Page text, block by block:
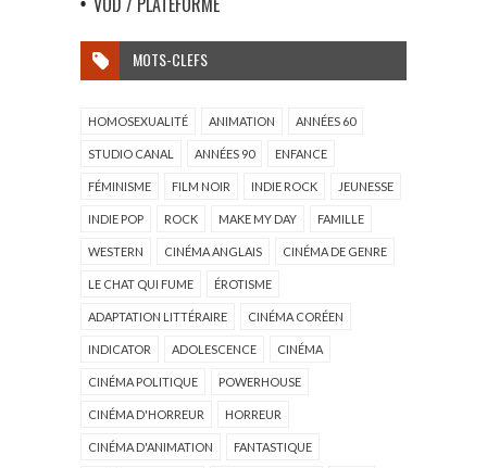
MOTS-CLEFS
HOMOSEXUALITÉ ANIMATION ANNÉES 60
STUDIO CANAL ANNÉES 90 ENFANCE
FÉMINISME FILM NOIR INDIE ROCK JEUNESSE
INDIE POP ROCK MAKE MY DAY FAMILLE
WESTERN CINÉMA ANGLAIS CINÉMA DE GENRE
LE CHAT QUI FUME ÉROTISME
ADAPTATION LITTÉRAIRE CINÉMA CORÉEN
INDICATOR ADOLESCENCE CINÉMA
CINÉMA POLITIQUE POWERHOUSE
CINÉMA D'HORREUR HORREUR
CINÉMA D'ANIMATION FANTASTIQUE